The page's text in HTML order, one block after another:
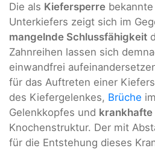
Die als Kiefersperre
Unterkiefers zeigt sich im
mangelnde Schlussfähigkeit
Zahnreihen lassen sich
einwandfrei
für das Auftreten einer
des Kiefergelenkes, Brüche
Gelenkkopfes und krankhafte
Knochenstruktur. Der mit
für die Entstehung dieses